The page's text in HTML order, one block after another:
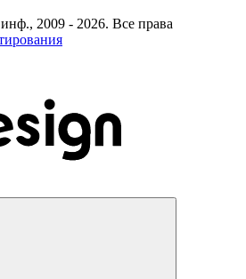
2009 - 2026. Все права